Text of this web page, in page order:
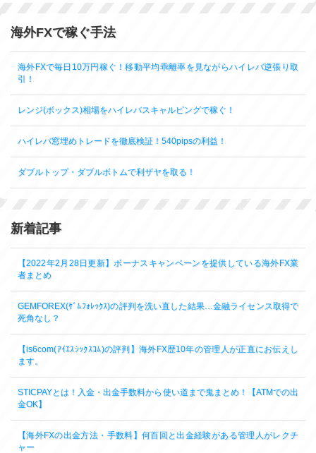
海外FXで稼ぐ手法
海外FXで毎日10万円稼ぐ！移動平均乖離率を見ながらハイレバ逆張り取
引！
レンジ(ボックス)相場をハイレバスキャルピングで稼ぐ！
ハイレバ窓埋めトレードを徹底検証！540pipsの利益！
ダブルトップ・ダブルボトムで利ザヤを取る！
新着記事
【2022年2月28日更新】ボーナスキャンペーンを提供している海外FX業
者まとめ
GEMFOREX(ｹﾞﾑﾌｫﾚｯｸｽ)の評判を洗い直した結果…金融ライセンス取得で
死角なし？
【is6com(ｱｲｴｽｼｯｸｽｺﾑ)の評判】海外FX歴10年の管理人が正直にお伝えし
ます。
STICPAYとは！入金・出金手数料から使い道まで鬼まとめ！【ATMでの出
金OK】
【海外FXの出金方法・手数料】何百回と出金経験がある管理人がレクチ
ャー